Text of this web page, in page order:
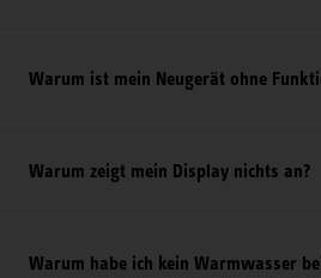
Warum ist mein Neugerät ohne
Warum zeigt mein Display nichts an?
Warum habe ich kein Warmwasser